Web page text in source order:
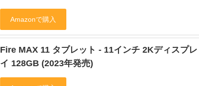
Fire MAX 11 タブレット - 11インチ 2Kディスプレ
イ 128GB (2023年発売)